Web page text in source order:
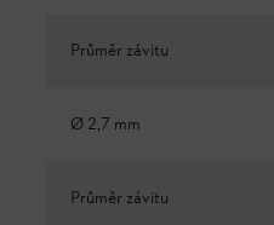
Průměr závitu
Ø 2,7 mm
Průměr závitu